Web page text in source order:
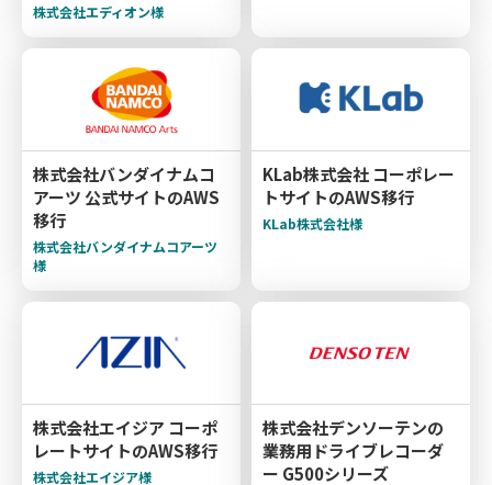
株式会社エディオン様
株式会社バンダイナムコ
アーツ 公式サイトのAWS
移行
株式会社バンダイナムコアーツ
様
KLab株式会社 コーポレー
トサイトのAWS移行
KLab株式会社様
株式会社エイジア コーポ
レートサイトのAWS移行
株式会社エイジア様
株式会社デンソーテンの
業務用ドライブレコーダ
ー G500シリーズ